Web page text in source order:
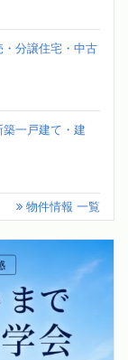
分譲住宅・中古
築一戸建て・建
物件情報 一覧